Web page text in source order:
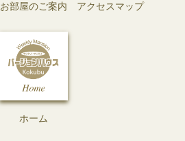
お部屋のご案内 アクセスマップ
ホーム